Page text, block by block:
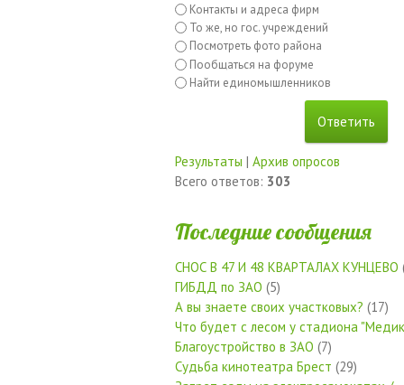
Контакты и адреса фирм
То же, но гос. учреждений
Посмотреть фото района
Пообщаться на форуме
Найти единомышленников
Результаты | Архив опросов
Всего ответов: 303
Последние сообщения
СНОС В 47 И 48 КВАРТАЛАХ КУНЦЕВО
ГИБДД по ЗАО (5)
А вы знаете своих участковых? (17)
Что будет с лесом у стадиона
Благоустройство в ЗАО (7)
Судьба кинотеатра Брест (29)